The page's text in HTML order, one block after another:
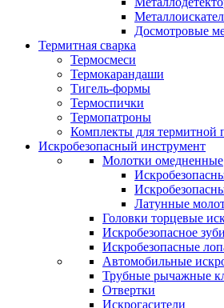
Досмотровые
Термитная сварка
Термосмеси
Термокарандаши
Тигель-формы
Термоспички
Термопатроны
Комплекты для термитной
Искробезопасный инструмент
Молотки омедненные
Латунные
Головки торцевые
Искробезопасное
Искробезопасные
Автомобильные
Трубные рычажные
Отвертки
Искрогасители